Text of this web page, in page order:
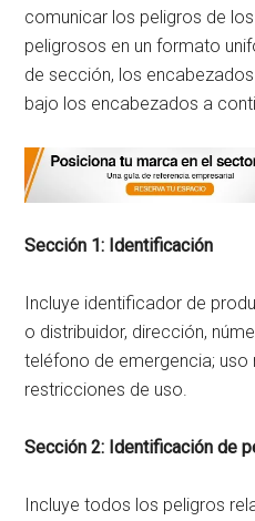
comunicar los peligros de
peligrosos en un formato
de sección, los
bajo los encabezados a
Sección 1: Identificación
Incluye identificador de
o distribuidor, dirección,
teléfono de emergencia; uso
restricciones de uso.
Sección 2: Identificación de
Incluye todos los peligros